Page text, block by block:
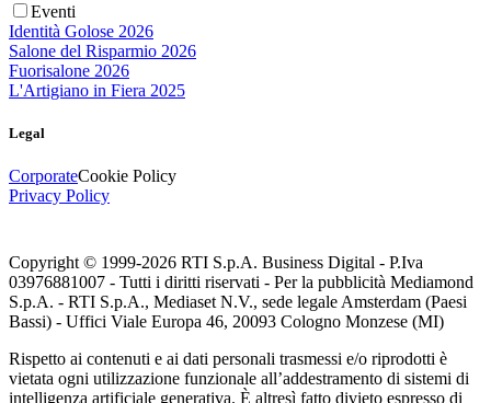
Eventi
Identità Golose 2026
Salone del Risparmio 2026
Fuorisalone 2026
L'Artigiano in Fiera 2025
Legal
CorporateCookie Policy
Privacy Policy
Copyright © 1999-2026 RTI S.p.A. Business Digital - P.Iva
03976881007 - Tutti i diritti riservati - Per la pubblicità Mediamond
S.p.A. - RTI S.p.A., Mediaset N.V., sede legale Amsterdam (Paesi
Bassi) - Uffici Viale Europa 46, 20093 Cologno Monzese (MI)
Rispetto ai contenuti e ai dati personali trasmessi e/o riprodotti è
vietata ogni utilizzazione funzionale all’addestramento di sistemi di
intelligenza artificiale generativa. È altresì fatto divieto espresso di